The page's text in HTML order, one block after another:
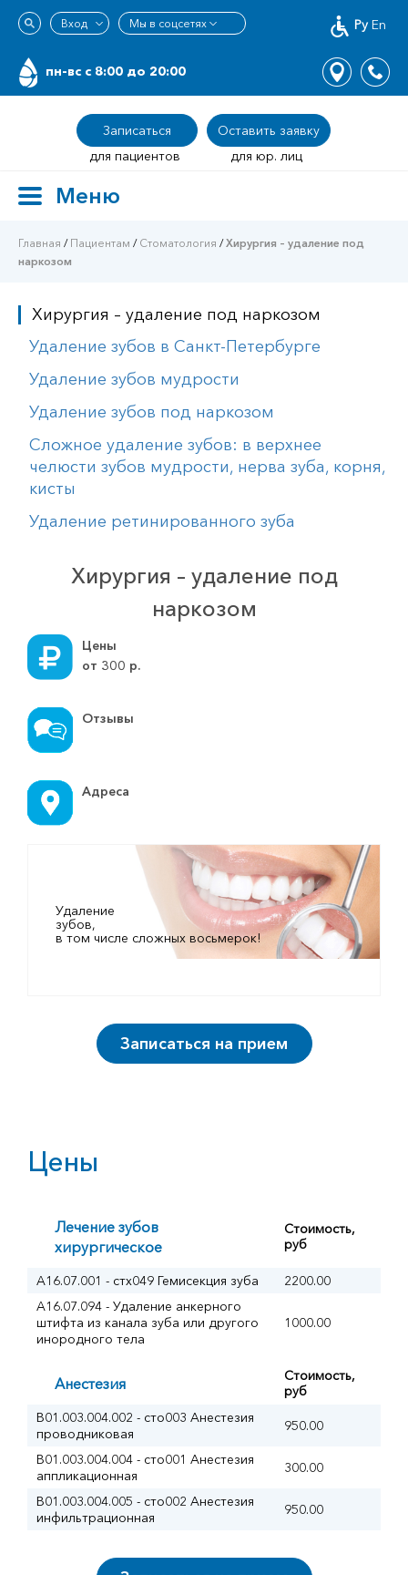
Ру En
пн-вс c 8:00 до 20:00
Записаться
Оставить заявку
для пациентов
для юр. лиц
ToggleМеню
Главная / Пациентам / Стоматология /Хирургия – удаление под
наркозом
Хирургия – удаление под наркозом
Удаление зубов в Санкт-Петербурге
Удаление зубов мудрости
Удаление зубов под наркозом
Сложное удаление зубов: в верхнее
челюсти зубов мудрости, нерва зуба, корня,
кисты
Удаление ретинированного зуба
Хирургия – удаление под
наркозом
Цены
от 300 р.
Отзывы
Адреса
Удаление
зубов,
в том числе сложных восьмерок!
Записаться на прием
Цены
Лечение зубов
хирургическое
Стоимость,
руб
A16.07.001 - стх049 Гемисекция зуба
2200.00
A16.07.094 - Удаление анкерного
штифта из канала зуба или другого
инородного тела
1000.00
Анестезия
Стоимость,
руб
B01.003.004.002 - сто003 Анестезия
проводниковая
950.00
B01.003.004.004 - сто001 Анестезия
аппликационная
300.00
B01.003.004.005 - сто002 Анестезия
инфильтрационная
950.00